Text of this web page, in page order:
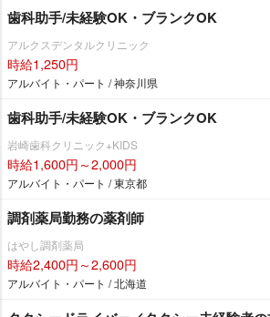
歯科助手/未経験OK・ブランクOK
アルクスデンタルクリニック
時給1,250円
アルバイト・パート / 神奈川県
歯科助手/未経験OK・ブランクOK
崎歯科クリニック+KIDS
時給1,600円～2,000円
アルバイト・パート / 東京都
調剤薬局勤務の薬剤師
はやし調剤薬局
時給2,400円～2,600円
アルバイト・パート / 北海道